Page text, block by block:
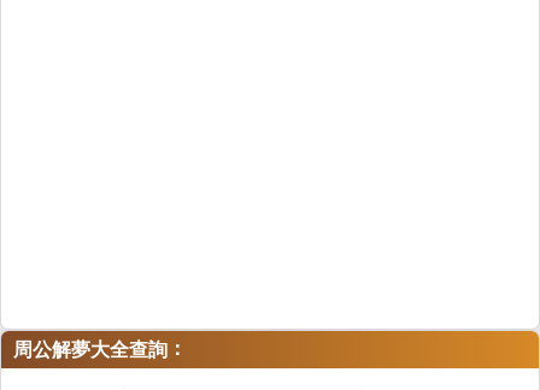
周公解夢大全查詢 ：